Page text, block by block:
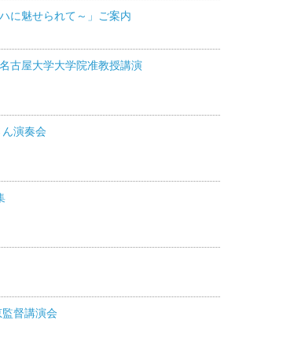
に魅せられて～」ご案内
古屋大学大学院准教授講演
演奏会
督講演会